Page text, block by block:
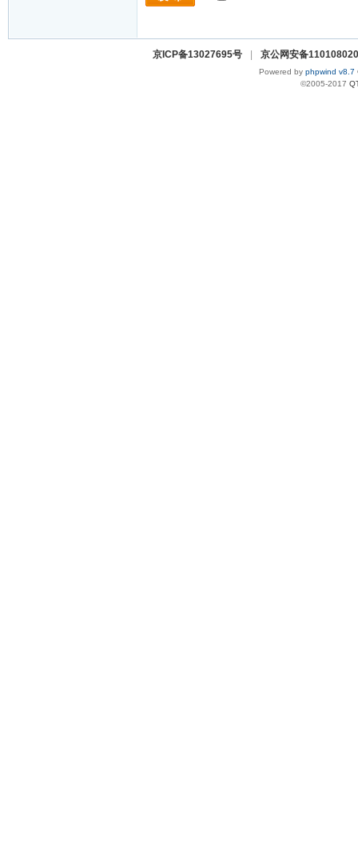
京ICP备13027695号 京公网安备
Powered by phpwind v8.7
©2005-2017